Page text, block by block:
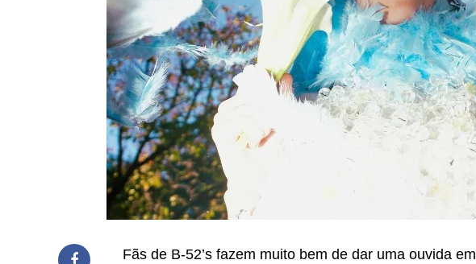
Fãs de B-52’s fazem muito bem de dar uma ouvida em